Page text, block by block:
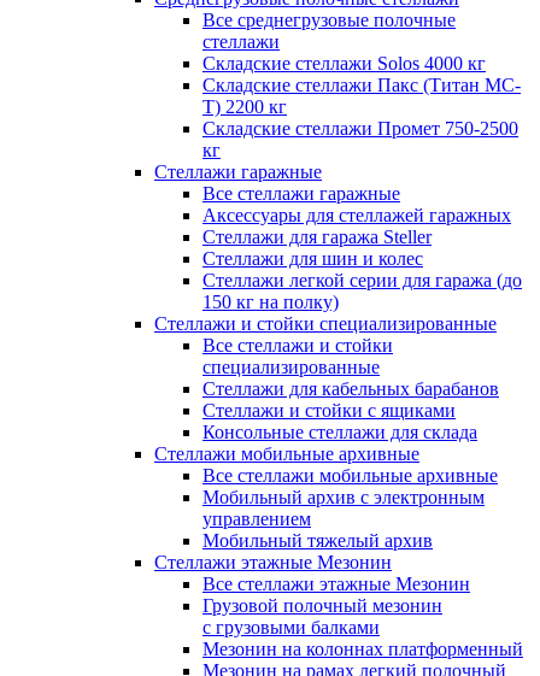
Все среднегрузовые полочные
стеллажи
Складские стеллажи Solos 4000 кг
Складские стеллажи Пакс (Титан МС-
Т) 2200 кг
Складские стеллажи Промет 750-2500
кг
Стеллажи гаражные
Все стеллажи гаражные
Аксессуары для стеллажей гаражных
Стеллажи для гаража Steller
Стеллажи для шин и колес
Стеллажи легкой серии для гаража (до
150 кг на полку)
Стеллажи и стойки специализированные
Все стеллажи и стойки
специализированные
Стеллажи для кабельных барабанов
Стеллажи и стойки с ящиками
Консольные стеллажи для склада
Стеллажи мобильные архивные
Все стеллажи мобильные архивные
Мобильный архив с электронным
управлением
Мобильный тяжелый архив
Стеллажи этажные Мезонин
Все стеллажи этажные Мезонин
Грузовой полочный мезонин
с грузовыми балками
Мезонин на колоннах платформенный
Мезонин на рамах легкий полочный